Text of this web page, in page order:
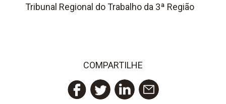
Tribunal Regional do Trabalho da 3ª Região
COMPARTILHE
Facebook
TwitterLinkedIn
Email